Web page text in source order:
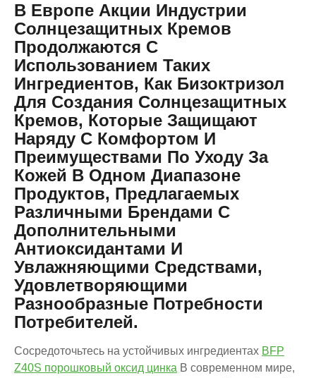
В Европе Акции Индустрии
Солнцезащитных Кремов
Продолжаются С
Использованием Таких
Ингредиентов, Как Бизоктризол
Для Создания Солнцезащитных
Кремов, Которые Защищают
Наряду С Комфортом И
Преимуществами По Уходу За
Кожей В Одном Диапазоне
Продуктов, Предлагаемых
Различными Брендами С
Дополнительными
Антиоксидантами И
Увлажняющими Средствами,
Удовлетворяющими
Разнообразные Потребности
Потребителей.
Сосредоточьтесь на устойчивых ингредиентах BFP
Z40S порошковый оксид цинка В современном мире,